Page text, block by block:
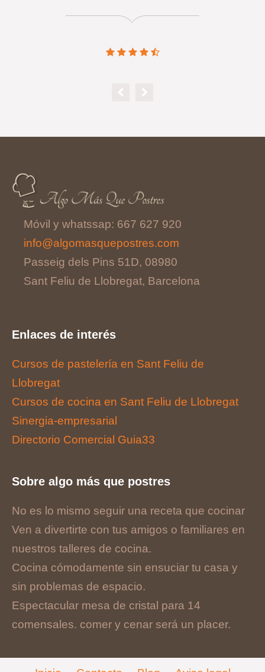
Móvil y whatssap: 667 627 920
info@algomasquepostres.com
Passeig dels Pins 51D, 08980
Sant Feliu de Llobregat, Barcelona
Enlaces de interés
Cursos de pastelería en Sant Feliu de
Llobregat
Cursos de cocina en Sant Feliu de Llobregat
Sinergia-empresarial
Directorio Comercial Guia33
Sobre algo más que postres
No es lo mismo seguir una receta que cocinar
Ven a divertirte con tus amigos o familiares en
nuestros talleres de cocina.
Cocina cómodamente sin ensuciar tu casa y
sin problemas de espacio.
Espectacular mesa de cristal para 14
comensales. comer y cenar será un placer.